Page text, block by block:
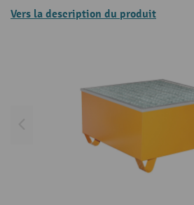
Vers la description du produit